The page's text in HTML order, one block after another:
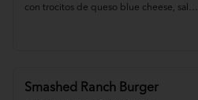
con trocitos de queso blue cheese, salsa
Smashed Ranch Burger